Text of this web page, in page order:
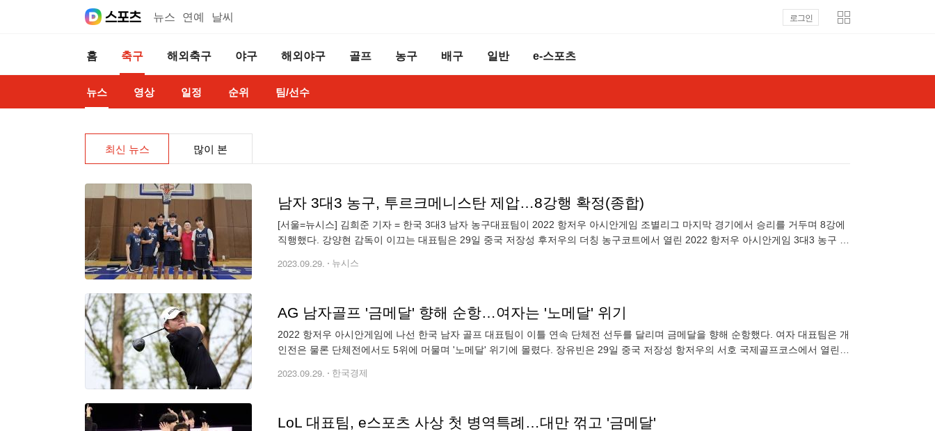
뉴스 연예 날씨 로그인
홈 축구 해외축구 야구 해외야구 골프 농구 배구 일반 e-스포츠
뉴스 영상 일정 순위 팀/선수
최신 뉴스 많이 본
남자 3대3 농구, 투르크메니스탄 제압…8강행 확정(종합)
[서울=뉴시스] 김희준 기자 = 한국 3대3 남자 농구대표팀이 2022 항저우 아시안게임 조별리그 마지막 경기에서 승리를 거두며 8강에
직행했다. 강양현 감독이 이끄는 대표팀은 29일 중국 저장성 후저우의 더칭 농구코트에서 열린 2022 항저우 아시안게임 3대3 농구 남
2023.09.29. 뉴시스
AG 남자골프 '금메달' 향해 순항…여자는 '노메달' 위기
2022 항저우 아시안게임에 나선 한국 남자 골프 대표팀이 이틀 연속 단체전 선두를 달리며 금메달을 향해 순항했다. 여자 대표팀은 개
인전은 물론 단체전에서도 5위에 머물며 '노메달' 위기에 몰렸다. 장유빈은 29일 중국 저장성 항저우의 서호 국제골프코스에서 열린
2023.09.29. 한국경제
LoL 대표팀, e스포츠 사상 첫 병역특례…대만 꺾고 '금메달'